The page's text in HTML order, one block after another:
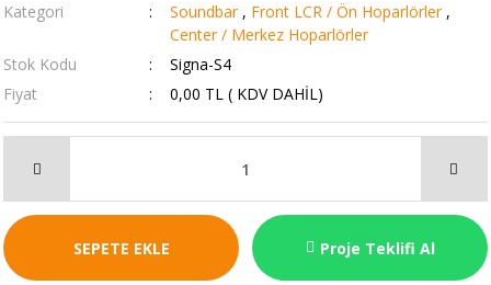
Kategori Soundbar , Front LCR / Ön Hoparlörler ,
Center / Merkez Hoparlörler
Stok Kodu
Signa-S4
Fiyat
0,00 TL ( KDV DAHİL)
SEPETE EKLE Proje Teklifi Al